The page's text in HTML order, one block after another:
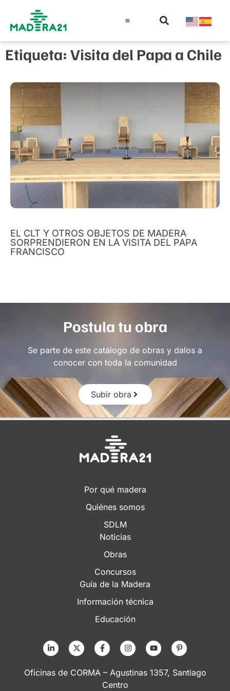
Etiqueta: Visita del Papa a Chile
EL CLT Y OTROS OBJETOS DE MADERA
SORPRENDIERON EN LA VISITA DEL PAPA
FRANCISCO
Postula tu obra
Se parte de este catálogo de obras y dalos a
conocer con toda la comunidad
Subir obra
Por qué madera
Quiénes somos
SDLM
Noticias
Obras
Concursos
Guía de la Madera
Información técnica
Educación
Oficinas de CORMA – Agustinas 1357, Santiago
Centro